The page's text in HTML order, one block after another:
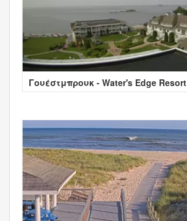
Γουέστμπρουκ - Water's Edge Resort